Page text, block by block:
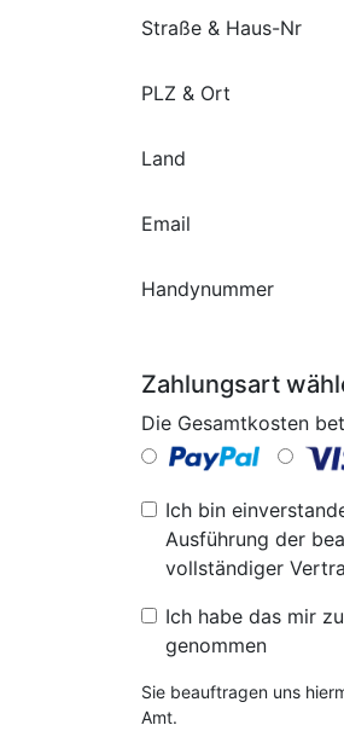
Straße & Haus-Nr
PLZ & Ort
Land
Email
Handynummer
Zahlungsart
Die Gesamtkosten
Ich bin
Ausführung der
vollständiger
Ich habe das mir
genommen
Sie beauftragen uns
Amt.